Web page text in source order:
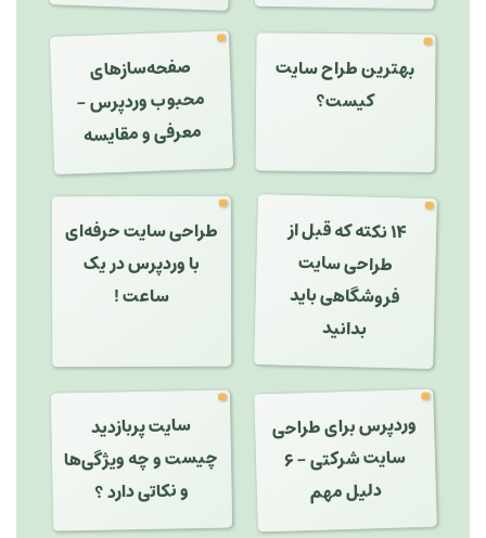
بهترین طراح سایت
کیست؟
صفحه‌سازهای
محبوب وردپرس -
معرفی و مقایسه
۱۴ نکته که قبل از
طراحی سایت
فروشگاهی باید
بدانید
طراحی سایت حرفه‌ای
با وردپرس در یک
ساعت !
وردپرس برای طراحی
سایت شرکتی - ۶
دلیل مهم
سایت پربازدید
چیست و چه ویژگی‌ها
و نکاتی دارد ؟